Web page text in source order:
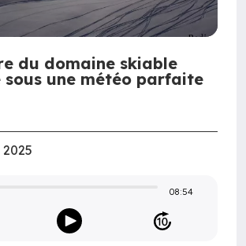
du domaine skiable
sous une météo parfaite
08:54